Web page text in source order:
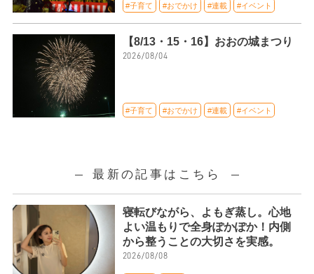
#子育て #おでかけ #連載 #イベント
【8/13・15・16】おおの城まつり
2026/08/04
#子育て #おでかけ #連載 #イベント
最新の記事はこちら
寝転びながら、よもぎ蒸し。心地
よい温もりで全身ぽかぽか！内側
から整うことの大切さを実感。
2026/08/08